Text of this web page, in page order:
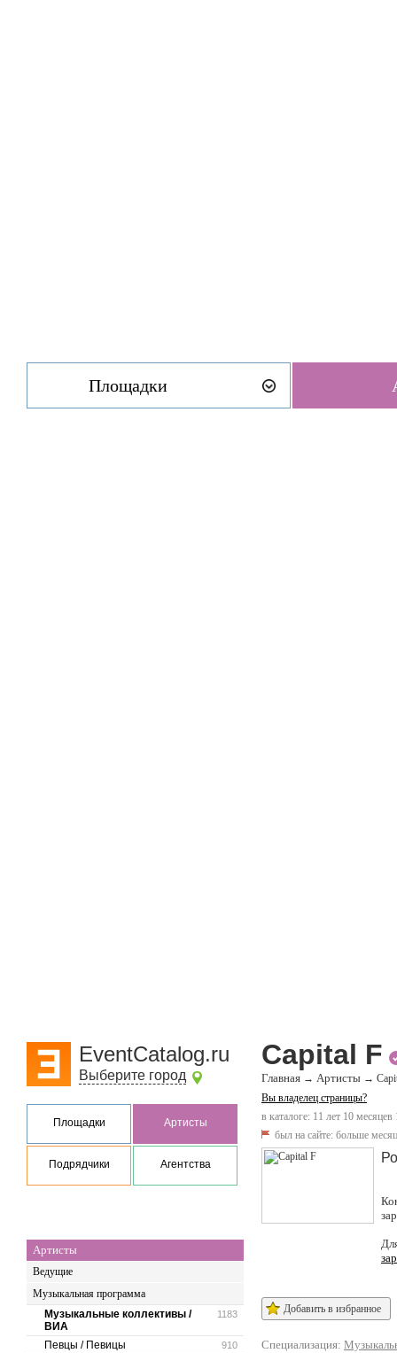
Площадки
EventCatalog.ru
Выберите город
Площадки Артисты
Подрядчики Агентства
Артисты
Ведущие
Музыкальная программа
1183
Музыкальные коллективы /
ВИА
910
Певцы / Певицы
Capital F
Главная → Артисты →
Вы владелец страницы?
в каталоге: 11 лет 10 месяцев
был на сайте: больше
Добавить в избранное
Специализация: